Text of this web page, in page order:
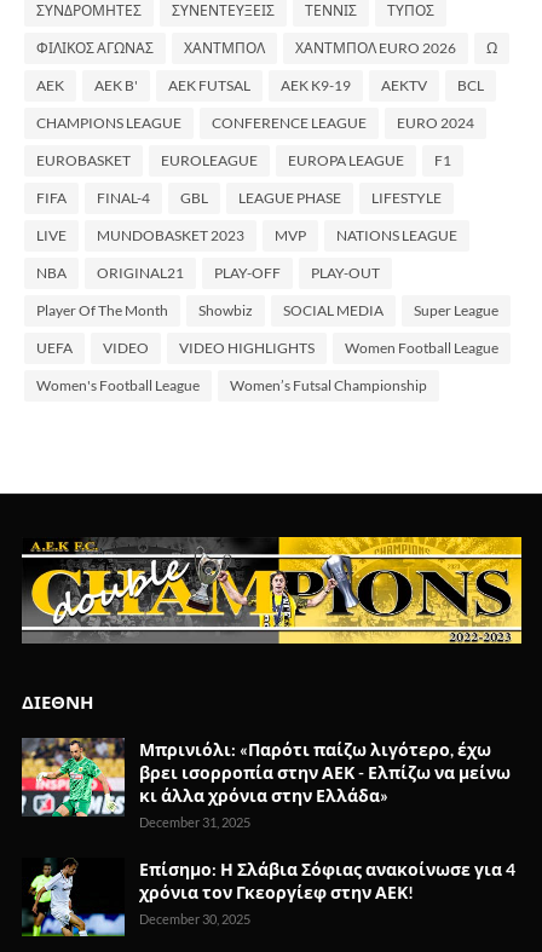
ΣΥΝΔΡΟΜΗΤΕΣ ΣΥΝΕΝΤΕΥΞΕΙΣ ΤΕΝΝΙΣ ΤΥΠΟΣ
ΦΙΛΙΚΟΣ ΑΓΩΝΑΣ ΧΑΝΤΜΠΟΛ ΧΑΝΤΜΠΟΛ EURO 2026 Ω
AEK AEK B' AEK FUTSAL AEK K9-19 AEKTV BCL
CHAMPIONS LEAGUE CONFERENCE LEAGUE EURO 2024
EUROBASKET EUROLEAGUE EUROPA LEAGUE F1
FIFA FINAL-4 GBL LEAGUE PHASE LIFESTYLE
LIVE MUNDOBASKET 2023 MVP NATIONS LEAGUE
NBA ORIGINAL21 PLAY-OFF PLAY-OUT
Player Of The Month Showbiz SOCIAL MEDIA Super League
UEFA VIDEO VIDEO HIGHLIGHTS Women Football League
Women's Football League Women’s Futsal Championship
ΔΙΕΘΝΗ
Μπρινιόλι: «Παρότι παίζω λιγότερο, έχω
βρει ισορροπία στην ΑΕΚ - Ελπίζω να μείνω
κι άλλα χρόνια στην Ελλάδα»
December 31, 2025
Επίσημο: Η Σλάβια Σόφιας ανακοίνωσε για 4
χρόνια τον Γκεοργίεφ στην ΑΕΚ!
December 30, 2025